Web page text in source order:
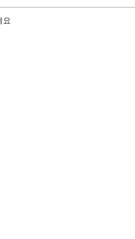
요